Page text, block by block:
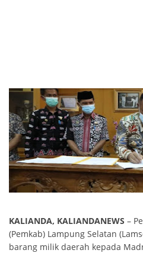
KALIANDA, KALIANDANEWS –
(Pemkab) Lampung Selatan
barang milik daerah kepada